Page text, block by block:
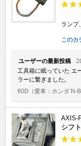
ランプ
このカ
ユーザーの最新投稿
工具箱に眠っていた エ
ラーに繫ぎました。
60D （愛車：ホンダ N-
AXIS-
シフ